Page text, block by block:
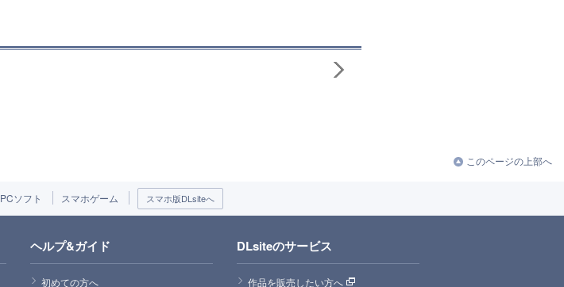
このページの上部へ
PCソフト スマホゲーム スマホ版DLsiteへ
ヘルプ&ガイド
初めての方へ
DLsiteのサービス
作品を販売したい方へ